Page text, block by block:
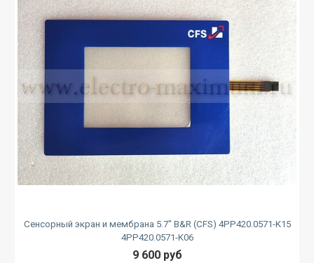
Сенсорный экран и мембрана 5.7" B&R (CFS) 4PP420.0571-K15
4PP420.0571-K06
9 600 руб